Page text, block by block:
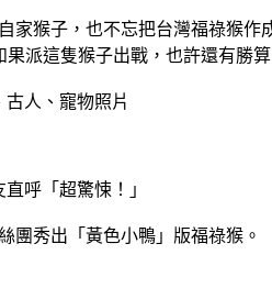
家猴子，也不忘把台灣福祿猴作
派這隻猴子出戰，也許還有勝算
人、寵物照片
呼「超驚悚！」
團秀出「黃色小鴨」版福祿猴。